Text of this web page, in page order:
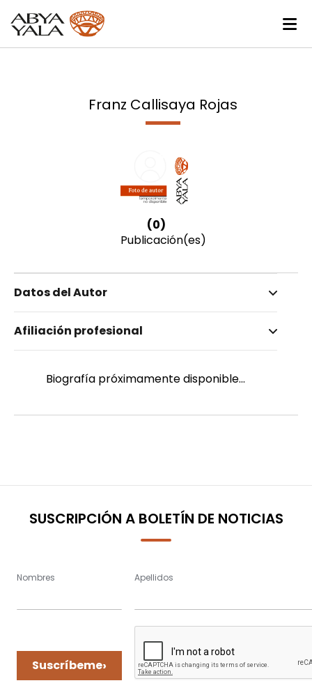
Franz Callisaya Rojas
(0)
Publicación(es)
Datos del Autor
Callisaya Rojas, Franz
Masculino
Afiliación profesional
Biografía próximamente disponible...
SUSCRIPCIÓN A BOLETÍN DE NOTICIAS
Nombres Apellidos
Suscríbeme›